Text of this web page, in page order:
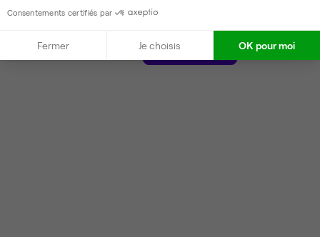
Contacter
Consentements certifiés par
Fermer Je choisis OK pour moi